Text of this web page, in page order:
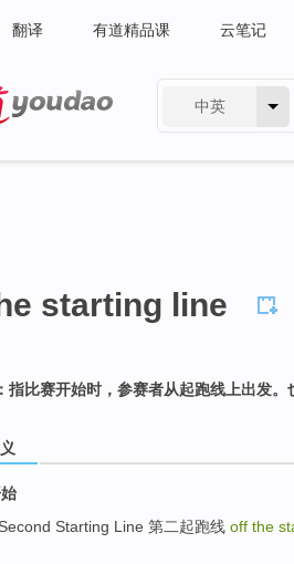
翻译 有道精品课 云笔记
中英
starting line
指比赛开始时，参赛者从起跑线上出发
Second Starting Line 第二起跑线 off the